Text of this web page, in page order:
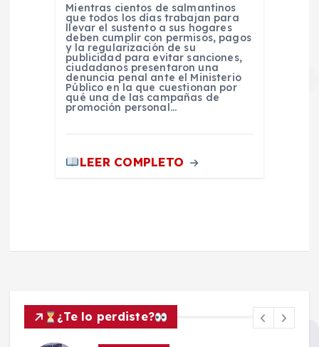
Mientras cientos de salmantinos
que todos los días trabajan para
llevar el sustento a sus hogares
deben cumplir con permisos, pagos
y la regularización de su
publicidad para evitar sanciones,
ciudadanos presentaron una
denuncia penal ante el Ministerio
Público en la que cuestionan por
qué una de las campañas de
promoción personal…
LEER COMPLETO
¿Te lo perdiste?